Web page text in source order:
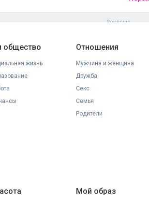
общество
жизнь
Отношения
Мужчина и женщина
Дружба
Секс
Семья
Родители
Мой образ